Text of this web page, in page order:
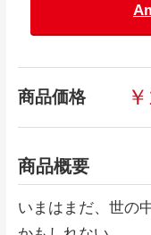
商品価格
商品概要
いまはまだ、世の